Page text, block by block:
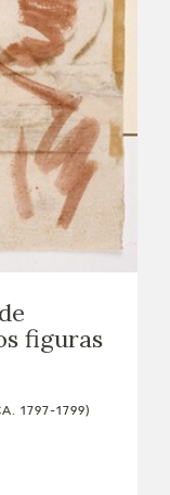
figuras
1797-1799)